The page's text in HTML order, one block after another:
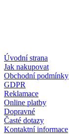
Úvodní strana
Jak nakupovat
Obchodní podmínky
GDPR
Reklamace
Online platby
Dopravné
Časté dotazy
Kontaktní informace